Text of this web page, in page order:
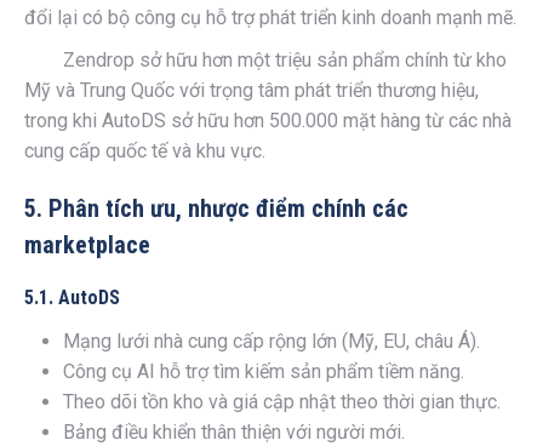
đổi lại có bộ công cụ hỗ trợ phát triển kinh doanh mạnh mẽ.
Zendrop sở hữu hơn một triệu sản phẩm chính từ kho
Mỹ và Trung Quốc với trọng tâm phát triển thương hiệu,
trong khi AutoDS sở hữu hơn 500.000 mặt hàng từ các nhà
cung cấp quốc tế và khu vực.
5. Phân tích ưu, nhược điểm chính các
marketplace
5.1. AutoDS
Mạng lưới nhà cung cấp rộng lớn (Mỹ, EU, châu Á).
Công cụ AI hỗ trợ tìm kiếm sản phẩm tiềm năng.
Theo dõi tồn kho và giá cập nhật theo thời gian thực.
Bảng điều khiển thân thiện với người mới.